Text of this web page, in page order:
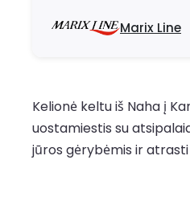
Marix Line
Kelionė keltu iš Naha į
uostamiestis su
jūros gėrybėmis ir